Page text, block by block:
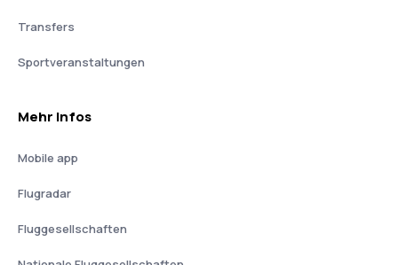
Transfers
Sportveranstaltungen
Mehr Infos
Mobile app
Flugradar
Fluggesellschaften